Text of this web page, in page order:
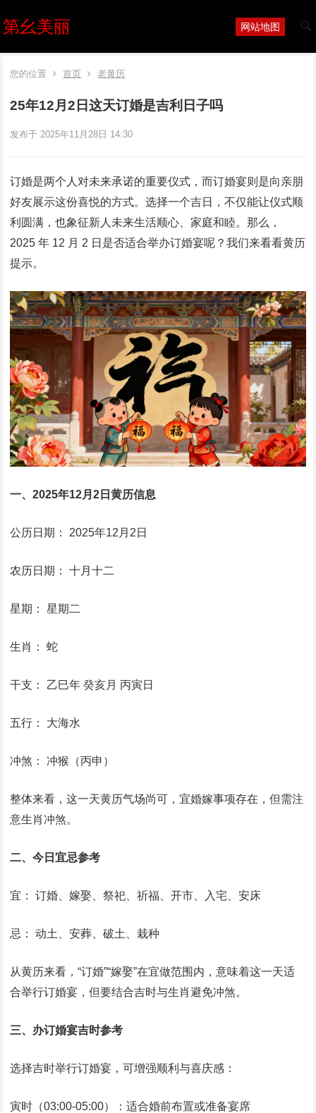
第幺美丽 网站地图
您的位置 首页 老黄历
25年12月2日这天订婚是吉利日子吗
发布于 2025年11月28日 14:30
订婚是两个人对未来承诺的重要仪式，而订婚宴则是向亲朋
好友展示这份喜悦的方式。选择一个吉日，不仅能让仪式顺
利圆满，也象征新人未来生活顺心、家庭和睦。那么，
2025 年 12 月 2 日是否适合举办订婚宴呢？我们来看看黄历
提示。
一、2025年12月2日黄历信息
公历日期： 2025年12月2日
农历日期： 十月十二
星期： 星期二
生肖： 蛇
干支： 乙巳年 癸亥月 丙寅日
五行： 大海水
冲煞： 冲猴（丙申）
整体来看，这一天黄历气场尚可，宜婚嫁事项存在，但需注
意生肖冲煞。
二、今日宜忌参考
宜： 订婚、嫁娶、祭祀、祈福、开市、入宅、安床
忌： 动土、安葬、破土、栽种
从黄历来看，“订婚”“嫁娶”在宜做范围内，意味着这一天适
合举行订婚宴，但要结合吉时与生肖避免冲煞。
三、办订婚宴吉时参考
选择吉时举行订婚宴，可增强顺利与喜庆感：
寅时（03:00‑05:00）：适合婚前布置或准备宴席